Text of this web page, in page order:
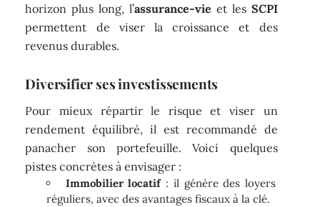
horizon plus long, l’assurance-vie et les SCPI
permettent de viser la croissance et des
revenus durables.
Diversifier ses investissements
Pour mieux répartir le risque et viser un
rendement équilibré, il est recommandé de
panacher son portefeuille. Voici quelques
pistes concrètes à envisager :
Immobilier locatif: il génère des loyers
réguliers, avec des avantages fiscaux à la clé.